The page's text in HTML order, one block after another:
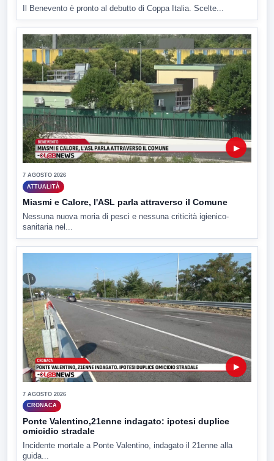
Il Benevento è pronto al debutto di Coppa Italia. Scelte...
▶
7 AGOSTO 2026
ATTUALITÀ
Miasmi e Calore, l'ASL parla attraverso il Comune
Nessuna nuova moria di pesci e nessuna criticità igienico-
sanitaria nel...
▶
7 AGOSTO 2026
CRONACA
Ponte Valentino,21enne indagato: ipotesi duplice
omicidio stradale
Incidente mortale a Ponte Valentino, indagato il 21enne alla
guida...